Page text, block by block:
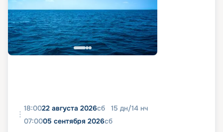
и самой поездке. Мы постарались собрать
максимальное количество сведений, включая
фото, реальные отзывы пассажиров, подробные
характеристики кают и палуб. Вся эта
информация доступна на этой же странице.
18:0022 августа 2026сб 15 дн/14 нч
07:0005 сентября 2026сб